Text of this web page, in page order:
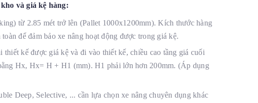
và giá kệ hàng:
từ 2.85 mét trở lên (Pallet 1000x1200mm). Kích thước hàng
để đảm bảo xe nâng hoạt động được trong giá kệ.
kế được giá kệ và đi vào thiết kế, chiều cao tầng giá cuối
Hx, Hx= H + H1 (mm). H1 phải lớn hơn 200mm. (Áp dụng
Deep, Selective, ... cần lựa chọn xe nâng chuyên dụng khác